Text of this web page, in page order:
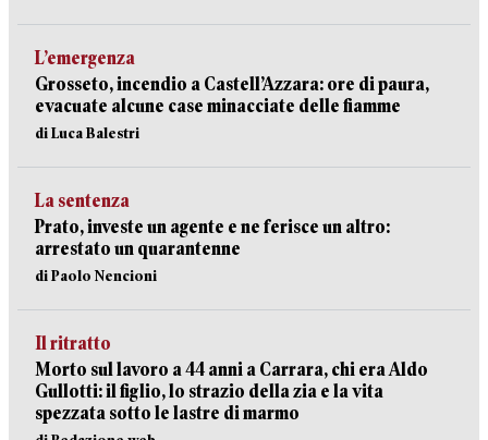
L’emergenza
Grosseto, incendio a Castell’Azzara: ore di paura,
evacuate alcune case minacciate delle fiamme
di Luca Balestri
La sentenza
Prato, investe un agente e ne ferisce un altro:
arrestato un quarantenne
di Paolo Nencioni
Il ritratto
Morto sul lavoro a 44 anni a Carrara, chi era Aldo
Gullotti: il figlio, lo strazio della zia e la vita
spezzata sotto le lastre di marmo